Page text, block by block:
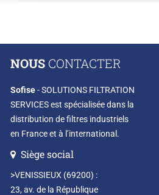
NOUSCONTACTER
Sofise- SOLUTIONS FILTRATION
SERVICES est spécialisée dans la
distribution de filtres industriels
en France et à l’international.
Siège social
>VENISSIEUX (69200) :
23, av. de la République